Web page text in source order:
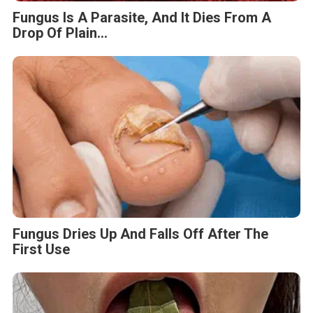
Fungus Is A Parasite, And It Dies From A
Drop Of Plain...
Fungus Dries Up And Falls Off After The
First Use